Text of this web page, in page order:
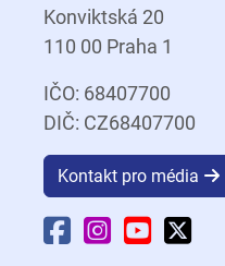
Konviktská 20
110 00 Praha 1
IČO: 68407700
DIČ: CZ68407700
Kontakt pro média
Facebook Fakulty
Instagram